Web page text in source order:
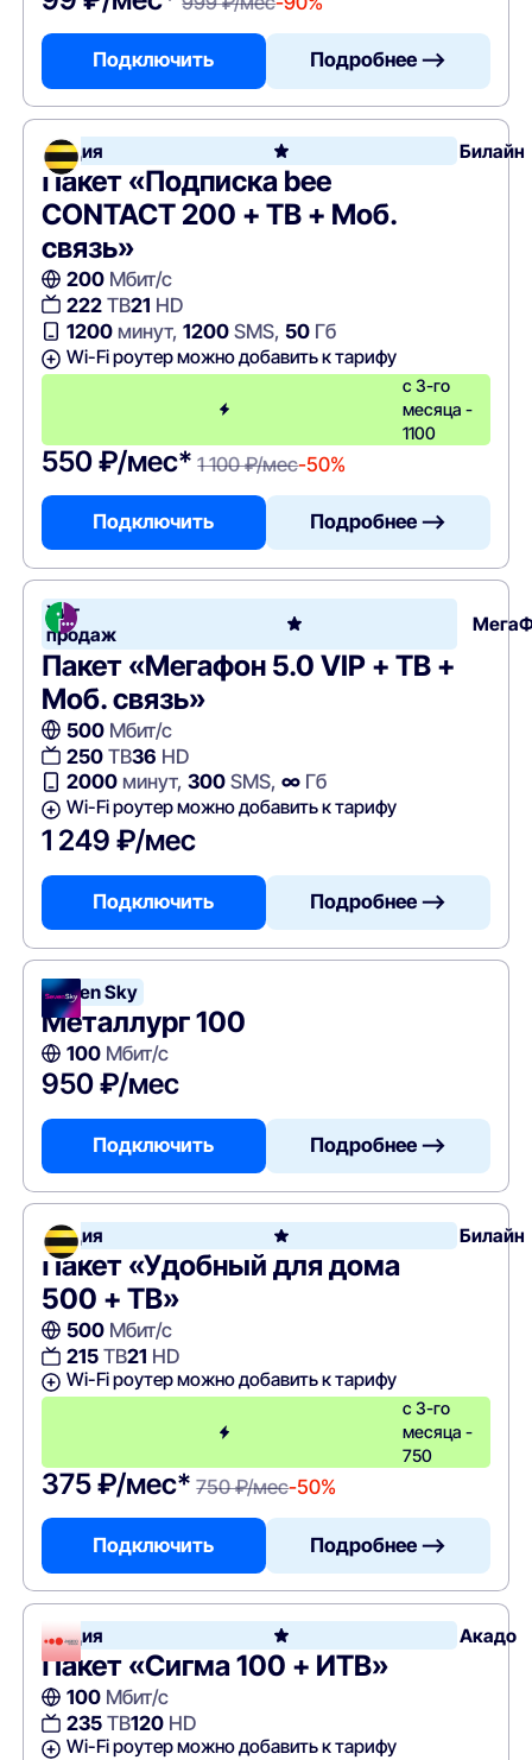
Подключить Подробнее —>
Акция Билайн
Пакет «Подписка bee
CONTACT 200 + ТВ + Моб.
связь»
200Мбит/с
222ТВ21 HD
1200минут, 1200SMS, 50Гб
Wi-Fi роутер можно добавить к тарифу
с 3-го
месяца -
1100
550 ₽/мес* 1 100 ₽/мес-50%
Подключить Подробнее —>
Хит
продаж
Пакет «Мегафон 5.0 VIP + ТВ +
Моб. связь»
500Мбит/с
250ТВ36 HD
2000минут, 300SMS, ∞Гб
Wi-Fi роутер можно добавить к тарифу
1 249 ₽/мес
Подключить Подробнее —>
Seven Sky
Металлург 100
100Мбит/с
950 ₽/мес
Подключить Подробнее —>
Акция Билайн
Пакет «Удобный для дома
500 + ТВ»
500Мбит/с
215ТВ21 HD
Wi-Fi роутер можно добавить к тарифу
с 3-го
месяца -
750
375 ₽/мес* 750 ₽/мес-50%
Подключить Подробнее —>
Акция Акадо
Пакет «Сигма 100 + ИТВ»
100Мбит/с
235ТВ120HD
Wi-Fi роутер можно добавить к тарифу